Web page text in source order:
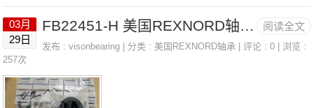
T2XNK38/30R法国SNR轴承3315SC3参数3315SC3价格,331
5SC3采购 热销型号推荐：3315SC3，FB22451-H RK6-33E
1Z，P4BE400-SRB-SRE热销品牌推荐：7022.CV.DB.J74EX
阅读全文
03月
29日
FB22451-H 美国REXNORD轴承 2315
发布 :visonbearing | 分类 :美国REXNORD轴承 | 评论 : 0 | 浏览 :
257次